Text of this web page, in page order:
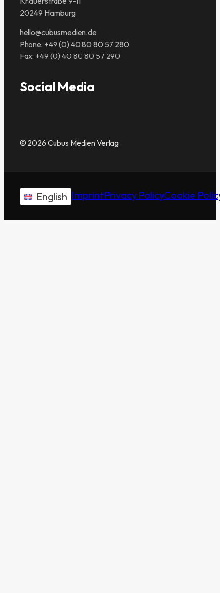
20249 Hamburg
hello@cubusmedien.de
Phone: +49 (0) 40 80 80 57 280
Fax: +49 (0) 40 80 80 57 290
Social Media
© 2026 Cubus Medien Verlag
English ImprintPrivacy PolicyCookie